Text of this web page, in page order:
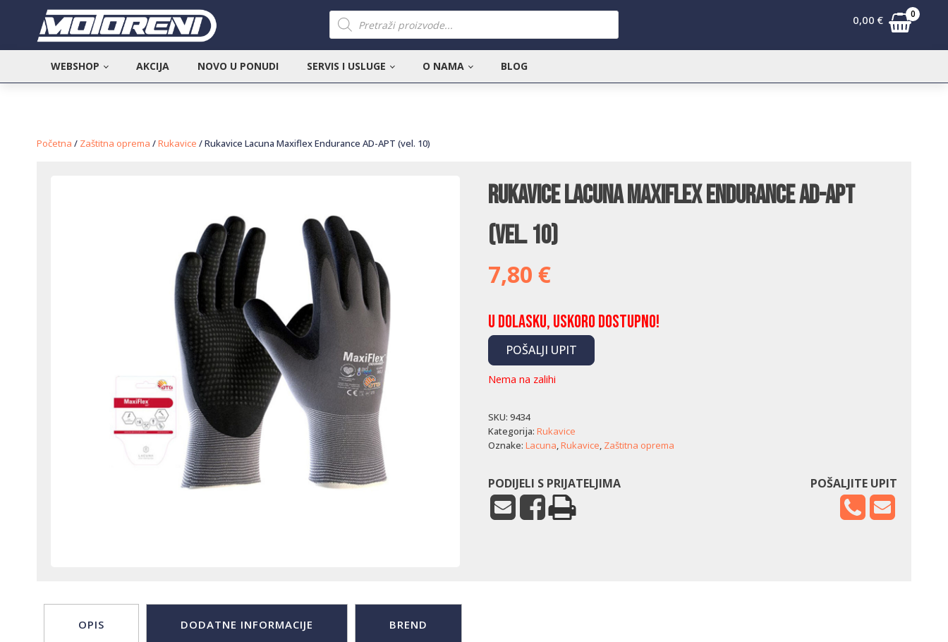
Products
search
0,00 € 0
WEBSHOP AKCIJA NOVO U PONUDI SERVIS I USLUGE O NAMA BLOG
Početna / Zaštitna oprema /Rukavice / Rukavice Lacuna Maxiflex Endurance AD-APT (vel. 10)
Rukavice Lacuna Maxiflex Endurance AD-APT
(vel. 10)
7,80 €
U dolasku, uskoro dostupno!
POŠALJI UPIT
Nema na zalihi
SKU: 9434
Kategorija: Rukavice
Oznake: Lacuna,Rukavice, Zaštitna oprema
PODIJELI S PRIJATELJIMA POŠALJITE UPIT
OPIS DODATNE INFORMACIJE BREND